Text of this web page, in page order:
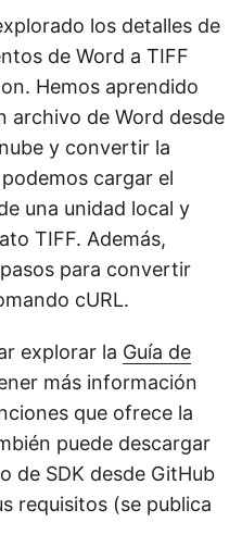
los detalles de
de Word a TIFF
Hemos aprendido
archivo de Word desde
y convertir la
cargar el
una unidad local y
TIFF. Además,
para convertir
cURL.
explorar la Guía de
más información
que ofrece la
puede descargar
de SDK desde GitHub
requisitos (se publica